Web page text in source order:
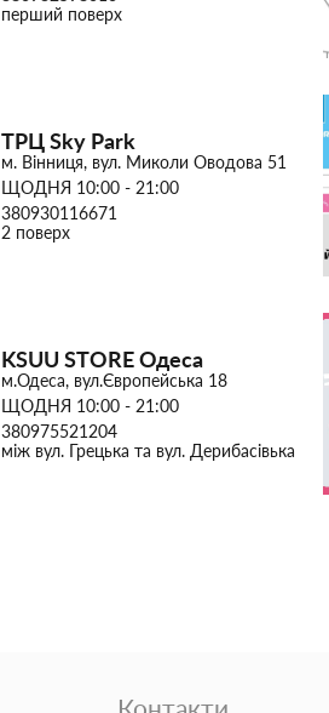
перший поверх
ТРЦ Sky Park
м. Вінниця, вул. Миколи Оводова 51
ЩОДНЯ 10:00 - 21:00
380930116671
2 поверх
KSUU STORE Одеса
м.Одеса, вул.Європейська 18
ЩОДНЯ 10:00 - 21:00
380975521204
між вул. Грецька та вул. Дерибасівька